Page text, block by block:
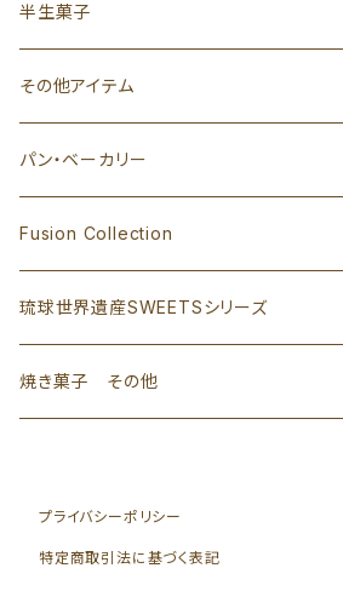
半生菓子
その他アイテム
パン・ベーカリー
Fusion Collection
琉球世界遺産SWEETSシリーズ
焼き菓子 その他
プライバシーポリシー
特定商取引法に基づく表記